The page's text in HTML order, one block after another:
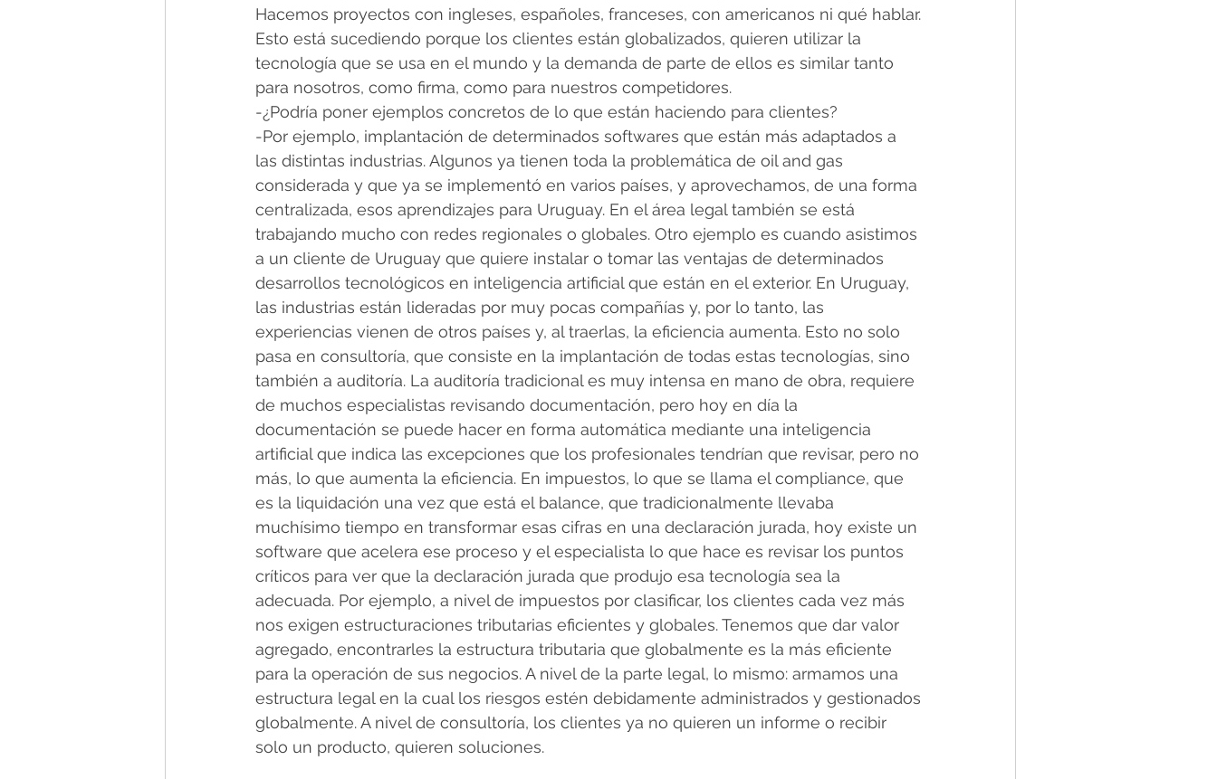
Hacemos proyectos con ingleses, españoles, franceses, con americanos ni qué hablar.
Esto está sucediendo porque los clientes están globalizados, quieren utilizar la
tecnología que se usa en el mundo y la demanda de parte de ellos es similar tanto
para nosotros, como firma, como para nuestros competidores.
-¿Podría poner ejemplos concretos de lo que están haciendo para clientes?
-Por ejemplo, implantación de determinados softwares que están más adaptados a
las distintas industrias. Algunos ya tienen toda la problemática de oil and gas
considerada y que ya se implementó en varios países, y aprovechamos, de una forma
centralizada, esos aprendizajes para Uruguay. En el área legal también se está
trabajando mucho con redes regionales o globales. Otro ejemplo es cuando asistimos
a un cliente de Uruguay que quiere instalar o tomar las ventajas de determinados
desarrollos tecnológicos en inteligencia artificial que están en el exterior. En Uruguay,
las industrias están lideradas por muy pocas compañías y, por lo tanto, las
experiencias vienen de otros países y, al traerlas, la eficiencia aumenta. Esto no solo
pasa en consultoría, que consiste en la implantación de todas estas tecnologías, sino
también a auditoría. La auditoría tradicional es muy intensa en mano de obra, requiere
de muchos especialistas revisando documentación, pero hoy en día la
documentación se puede hacer en forma automática mediante una inteligencia
artificial que indica las excepciones que los profesionales tendrían que revisar, pero no
más, lo que aumenta la eficiencia. En impuestos, lo que se llama el compliance, que
es la liquidación una vez que está el balance, que tradicionalmente llevaba
muchísimo tiempo en transformar esas cifras en una declaración jurada, hoy existe un
software que acelera ese proceso y el especialista lo que hace es revisar los puntos
críticos para ver que la declaración jurada que produjo esa tecnología sea la
adecuada. Por ejemplo, a nivel de impuestos por clasificar, los clientes cada vez más
nos exigen estructuraciones tributarias eficientes y globales. Tenemos que dar valor
agregado, encontrarles la estructura tributaria que globalmente es la más eficiente
para la operación de sus negocios. A nivel de la parte legal, lo mismo: armamos una
estructura legal en la cual los riesgos estén debidamente administrados y gestionados
globalmente. A nivel de consultoría, los clientes ya no quieren un informe o recibir
solo un producto, quieren soluciones.